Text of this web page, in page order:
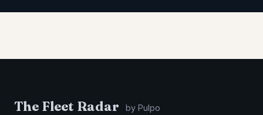
The Fleet Radar by Pulpo